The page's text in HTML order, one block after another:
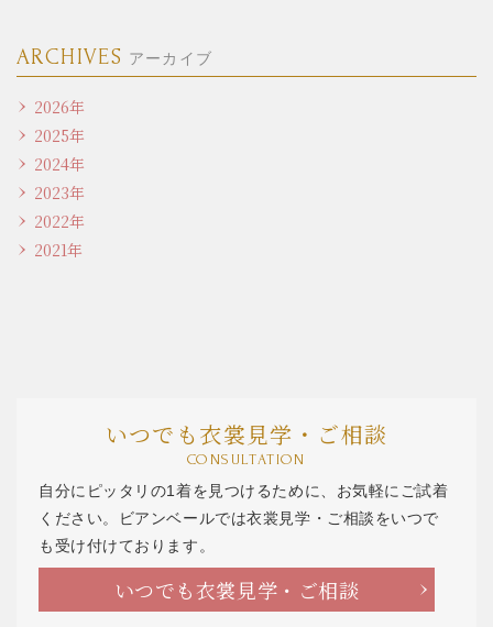
ARCHIVES アーカイブ
2026年
2025年
2024年
2023年
2022年
2021年
いつでも衣裳見学・ご相談
CONSULTATION
自分にピッタリの1着を見つけるために、お気軽にご試着
ください。ビアンベールでは衣裳見学・ご相談をいつで
も受け付けております。
いつでも衣裳見学・ご相談